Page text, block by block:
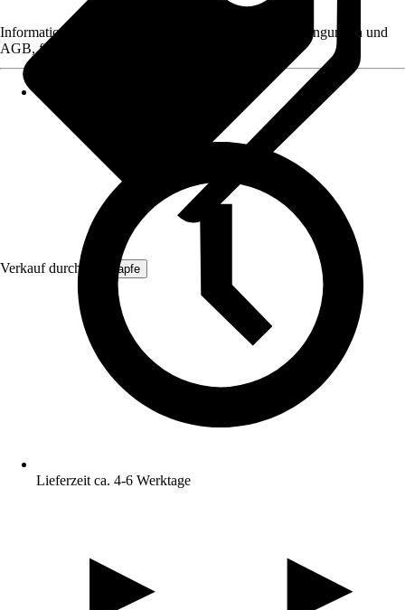
Verkauf durch: ich-zapfe
Informationen des Verkäufers, wie z. B. Rückgabebedingungen und
AGB, finden Sie bei Klick auf den Verkäufernamen.
Lieferzeit ca. 4-6 Werktage